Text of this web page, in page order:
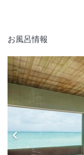
なお、改定日より前に
お風呂情報